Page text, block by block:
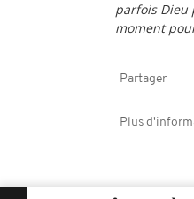
parfois Dieu
moment
Partager
Plus